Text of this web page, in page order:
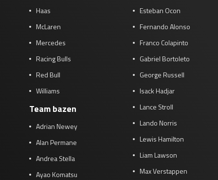
Haas
McLaren
Mercedes
Racing Bulls
Red Bull
Williams
Team bazen
Adrian Newey
Alan Permane
Andrea Stella
Ayao Komatsu
Esteban Ocon
Fernando Alonso
Franco Colapinto
Gabriel Bortoleto
George Russell
Isack Hadjar
Lance Stroll
Lando Norris
Lewis Hamilton
Liam Lawson
Max Verstappen